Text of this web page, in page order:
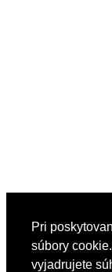
Pri
súbory
vyjadrujete